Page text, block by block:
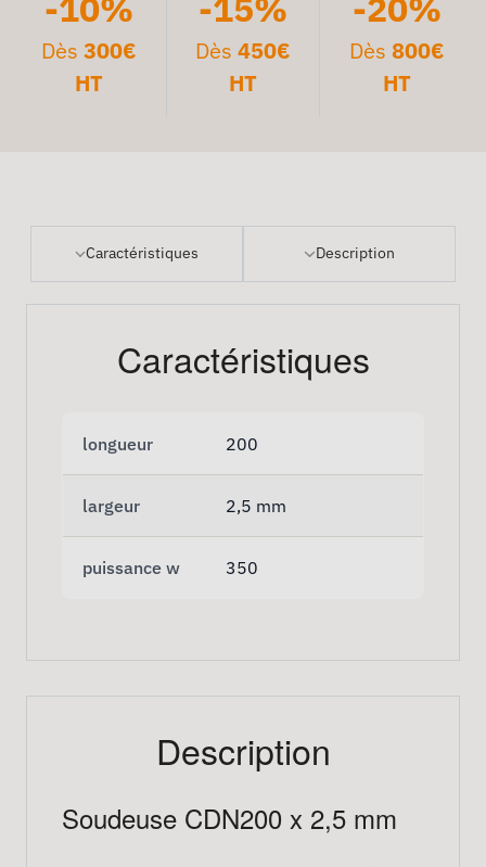
Dès300€
HT
Dès 450€
HT
Dès 800€
HT
Caractéristiques Description
Caractéristiques
longueur 200
largeur 2,5 mm
puissance w 350
Description
Soudeuse CDN200 x 2,5 mm